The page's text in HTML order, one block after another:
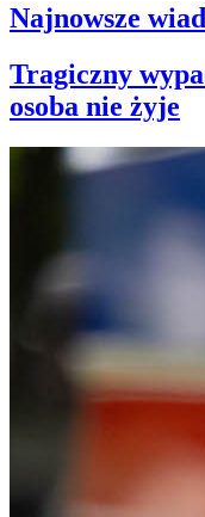
Najnowsze
Tragiczny
osoba nie żyje